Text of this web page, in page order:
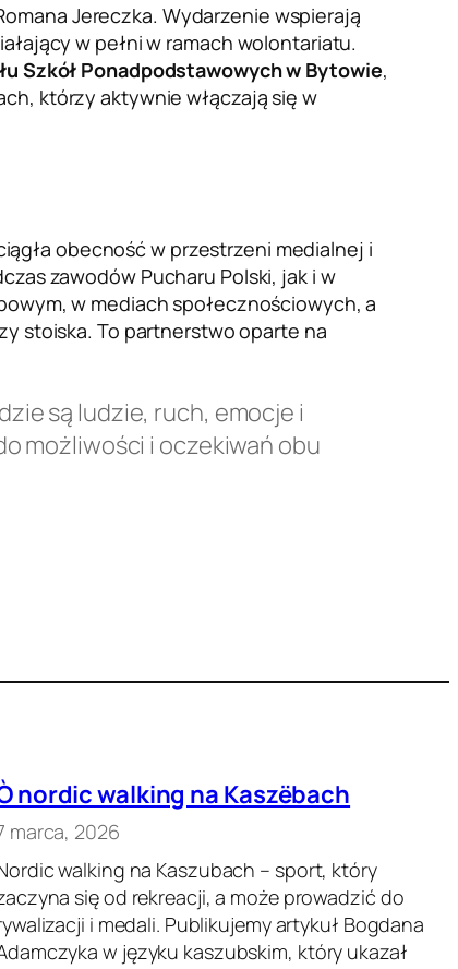
Jereczka. Wydarzenie wspierają
w pełni w ramach wolontariatu.
Szkół Ponadpodstawowych w Bytowie,
którzy aktywnie włączają się w
obecność w przestrzeni medialnej i
zawodów Pucharu Polski, jak i w
w mediach społecznościowych, a
stoiska. To partnerstwo oparte na
są ludzie, ruch, emocje i
możliwości i oczekiwań obu
nordic walking na Kaszëbach
marca, 2026
walking na Kaszubach – sport, który
się od rekreacji, a może prowadzić do
i medali. Publikujemy artykuł Bogdana
w języku kaszubskim, który ukazał